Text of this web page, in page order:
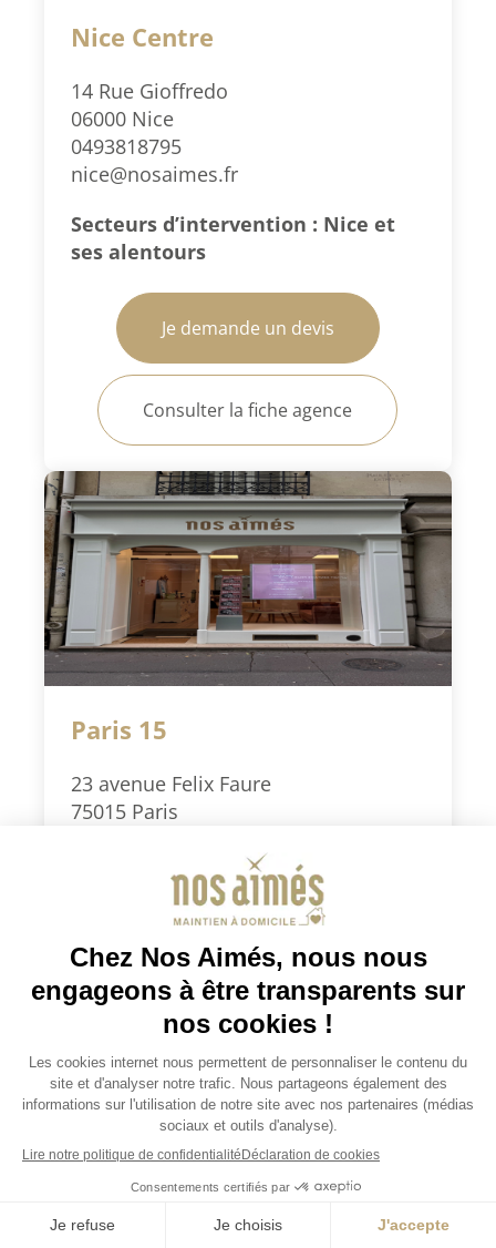
Je demande un devis JOBS / EMPLOIS
Nice Centre
14 Rue Gioffredo
06000 Nice
0493818795
nice@nosaimes.fr
Secteurs d’intervention : Nice et
ses alentours
Je demande un devis
Consulter la fiche agence
Paris 15
23 avenue Felix Faure
75015 Paris
paris15@nosaimes.fr
Secteurs d’intervention : Paris Sud
(5e, 6e, 7e, 13e, 14e, 15e) et 92 Sud
(Montrouge, Clamart, Vanves,
Malakoff, Châtillon)
Je demande un devis
Consulter la fiche agence